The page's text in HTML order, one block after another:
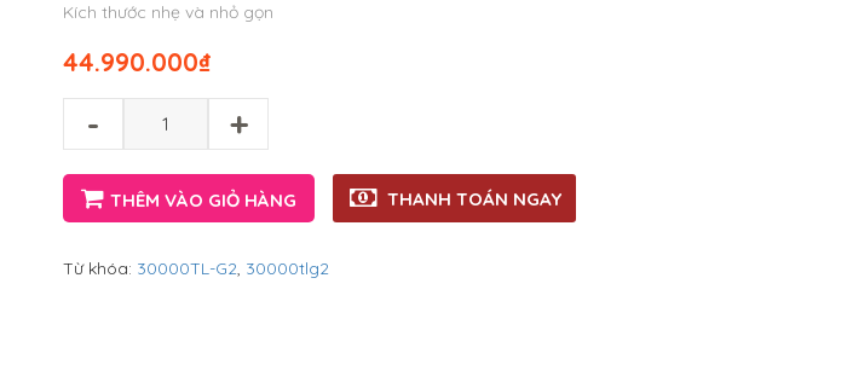
Kích thước nhẹ và nhỏ gọn
₫
44.990.000
- +
THÊM VÀO GIỎ HÀNG THANH TOÁN NGAY
Từ khóa: 30000TL-G2, 30000tlg2